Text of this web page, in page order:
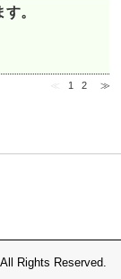
。
1 2 ≫
Rights Reserved.